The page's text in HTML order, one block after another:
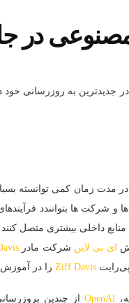
در
در جدیدترین به روزرسانی
در مدت زمان کمی توانسته
و شرکت ها بتوانندد
داخلی بیشتری متصل
ای بی لاین شرکت مادر
Ziff Davis را در
OpenAI از چندین